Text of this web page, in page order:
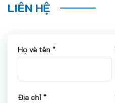
LIÊN HỆ
Họ và tên *
Địa chỉ *